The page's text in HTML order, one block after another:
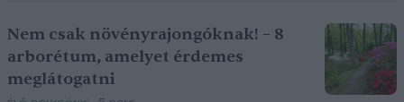
Nem csak növényrajongóknak! – 8
arborétum, amelyet érdemes
meglátogatni